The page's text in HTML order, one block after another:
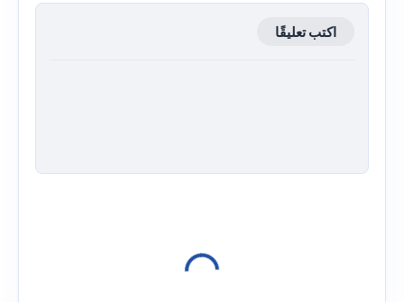
اكتب تعليقًا